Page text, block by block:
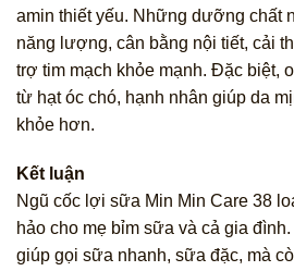
amin thiết yếu. Những dưỡng chất
năng lượng, cân bằng nội tiết, cải
trợ tim mạch khỏe mạnh. Đặc biệt,
từ hạt óc chó, hạnh nhân giúp da
khỏe hơn.
Kết luận
Ngũ cốc lợi sữa Min Min Care 38
hảo cho mẹ bỉm sữa và cả gia
giúp gọi sữa nhanh, sữa đặc, mà